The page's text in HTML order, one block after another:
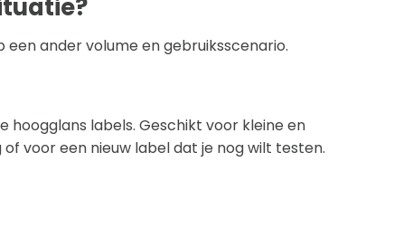
ander volume en gebruiksscenario.
labels. Geschikt voor kleine en
voor een nieuw label dat je nog wilt testen.